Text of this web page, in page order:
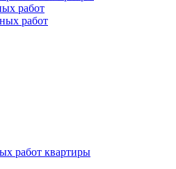
работ
работ
работ квартиры